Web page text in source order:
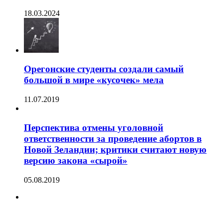
18.03.2024
Орегонские студенты создали самый
большой в мире «кусочек» мела
11.07.2019
Перспектива отмены уголовной
ответственности за проведение абортов в
Новой Зеландии; критики считают новую
версию закона «сырой»
05.08.2019